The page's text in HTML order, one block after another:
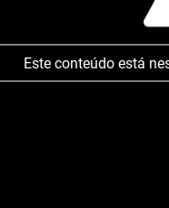
Este conteúdo está